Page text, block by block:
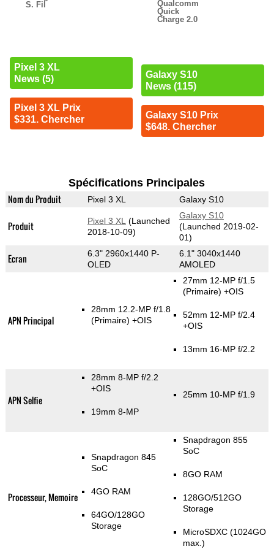
S. Fil
Pixel 3 XL
News (5)
Pixel 3 XL Prix
$331. Chercher
Qualcomm
Quick
Charge 2.0
Galaxy S10
News (115)
Galaxy S10 Prix
$648. Chercher
Spécifications Principales
Nom du Produit Pixel 3 XL Galaxy S10
Produit Pixel 3 XL (Launched
2018-10-09)
Galaxy S10
(Launched 2019-02-
01)
Ecran
6.3" 2960x1440 P-
OLED
6.1" 3040x1440
AMOLED
APN Principal
28mm 12.2-MP f/1.8
(Primaire) +OIS
27mm 12-MP f/1.5
(Primaire) +OIS
52mm 12-MP f/2.4
+OIS
13mm 16-MP f/2.2
APN Selfie
28mm 8-MP f/2.2
+OIS
19mm 8-MP
25mm 10-MP f/1.9
Processeur, Memoire
Snapdragon 845
SoC
4GO RAM
64GO/128GO
Storage
Snapdragon 855
SoC
8GO RAM
128GO/512GO
Storage
MicroSDXC (1024GO
max.)